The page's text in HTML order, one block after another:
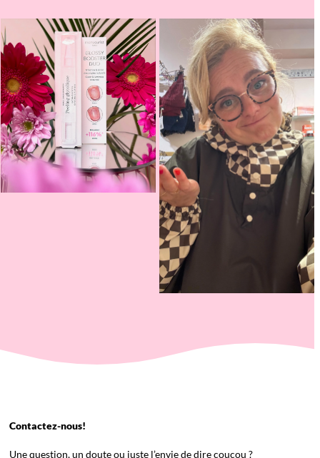
Contactez-nous!
Une question, un doute ou juste l’envie de dire coucou ?